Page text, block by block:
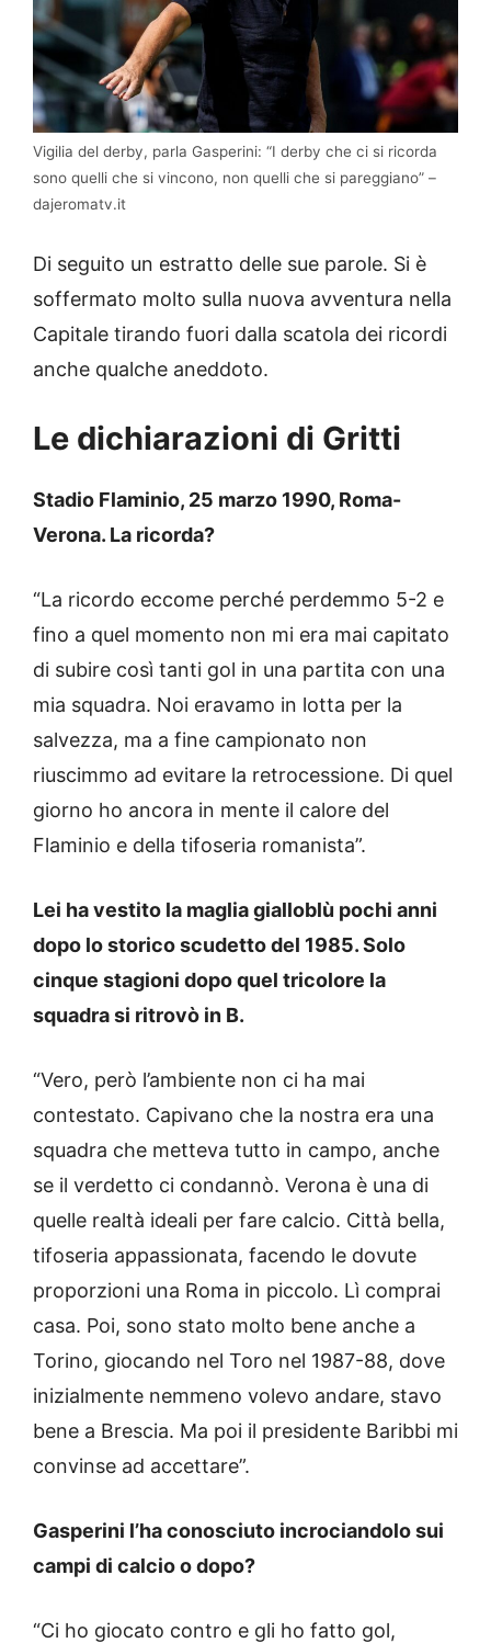
Vigilia del derby, parla Gasperini: “I derby che ci si ricorda
sono quelli che si vincono, non quelli che si pareggiano” –
dajeromatv.it
Di seguito un estratto delle sue parole. Si è
soffermato molto sulla nuova avventura nella
Capitale tirando fuori dalla scatola dei ricordi
anche qualche aneddoto.
Le dichiarazioni di Gritti
Stadio Flaminio, 25 marzo 1990, Roma-
Verona. La ricorda?
“La ricordo eccome perché perdemmo 5-2 e
fino a quel momento non mi era mai capitato
di subire così tanti gol in una partita con una
mia squadra. Noi eravamo in lotta per la
salvezza, ma a fine campionato non
riuscimmo ad evitare la retrocessione. Di quel
giorno ho ancora in mente il calore del
Flaminio e della tifoseria romanista”.
Lei ha vestito la maglia gialloblù pochi anni
dopo lo storico scudetto del 1985. Solo
cinque stagioni dopo quel tricolore la
squadra si ritrovò in B.
“Vero, però l’ambiente non ci ha mai
contestato. Capivano che la nostra era una
squadra che metteva tutto in campo, anche
se il verdetto ci condannò. Verona è una di
quelle realtà ideali per fare calcio. Città bella,
tifoseria appassionata, facendo le dovute
proporzioni una Roma in piccolo. Lì comprai
casa. Poi, sono stato molto bene anche a
Torino, giocando nel Toro nel 1987-88, dove
inizialmente nemmeno volevo andare, stavo
bene a Brescia. Ma poi il presidente Baribbi mi
convinse ad accettare”.
Gasperini l’ha conosciuto incrociandolo sui
campi di calcio o dopo?
“Ci ho giocato contro e gli ho fatto gol,